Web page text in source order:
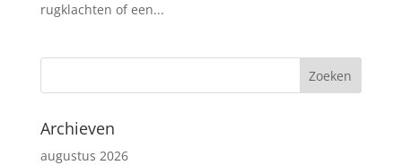
rugklachten of een...
Archieven
augustus 2026